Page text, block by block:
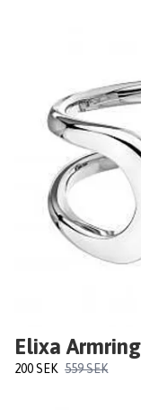
Elixa
200 SEK 559 SEK